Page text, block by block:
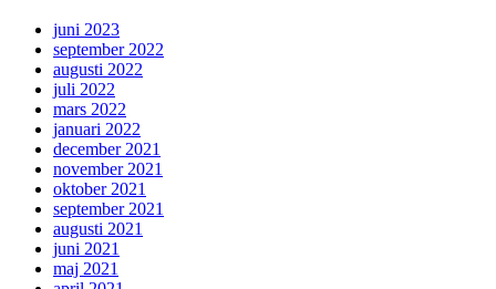
juni 2023
september 2022
augusti 2022
juli 2022
mars 2022
januari 2022
december 2021
november 2021
oktober 2021
september 2021
augusti 2021
juni 2021
maj 2021